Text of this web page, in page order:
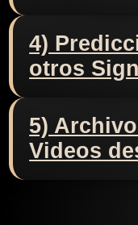
4)
otros
5)
Videos